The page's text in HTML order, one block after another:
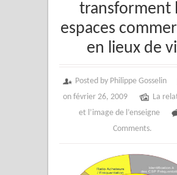
transforment
espaces
en lieux de
Posted by Philippe Gosselin
on février 26, 2009
La
et l’image de l’enseigne
Comments.